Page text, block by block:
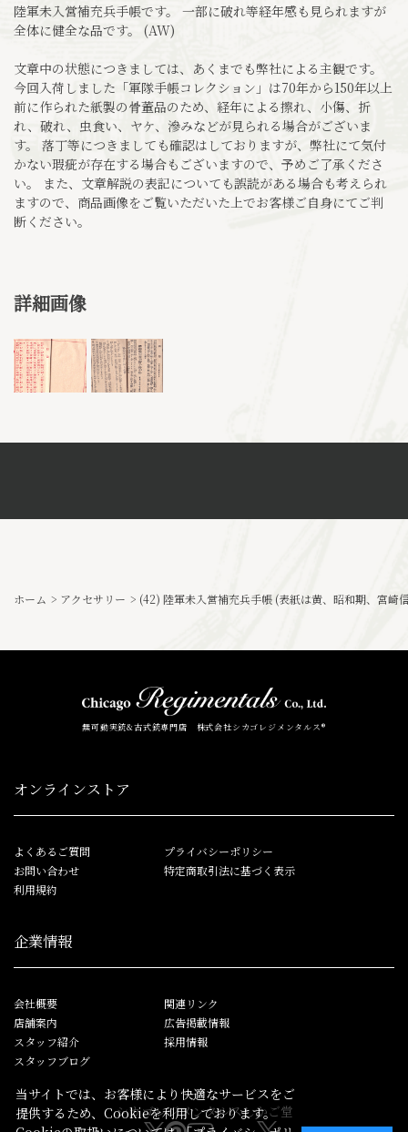
陸軍未入営補充兵手帳です。 一部に破れ等経年感も見られますが
全体に健全な品です。 (AW)
文章中の状態につきましては、あくまでも弊社による主観です。
今回入荷しました「軍隊手帳コレクション」は70年から150年以上
前に作られた紙製の骨董品のため、経年による擦れ、小傷、折
れ、破れ、虫食い、ヤケ、滲みなどが見られる場合がございま
す。 落丁等につきましても確認はしておりますが、弊社にて気付
かない瑕疵が存在する場合もございますので、予めご了承くださ
い。 また、文章解説の表記についても誤読がある場合も考えられ
ますので、商品画像をご覧いただいた上でお客様ご自身にてご判
断ください。
詳細画像
ホーム > アクセサリー > (42) 陸軍未入営補充兵手帳 (表紙は黄、昭和期、宮崎
無可動実銃&古式銃専門店 株式会社シカゴレジメンタルス®
オンラインストア
よくあるご質問
お問い合わせ
利用規約
プライバシーポリシー
特定商取引法に基づく表示
企業情報
会社概要
店舗案内
スタッフ紹介
スタッフブログ
関連リンク
広告掲載情報
採用情報
シカゴレジメンタルスしかご堂
当サイトでは、お客様により快適なサービスをご
提供するため、Cookieを利用しております。